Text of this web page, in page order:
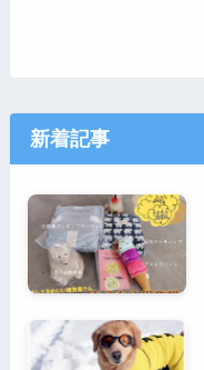
新着記事